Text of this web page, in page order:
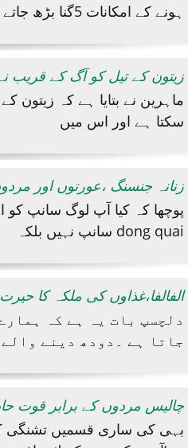
ہونے کے امکانات 5گنا بڑھ جاتے
زیتون کے تیل کو آگ کے قریب
ماہرین نے بتایا ہے کہ
سکتا ہے اور اس میں
زنانہ جنسنگ ،عورتوں اور
پوچھا کہ کیا آپ لوگ سانپ
سانپ نہیں بلکہ dong quai
الفالفا،غذاوں کی ملکہ کا
دلچسپ بات یہ ہے کہ
جاتا ہے ۔دودھ دینے
چالیس مردوں کے برابر قوت
بہی کی ساری قسمیں تشنگی کو